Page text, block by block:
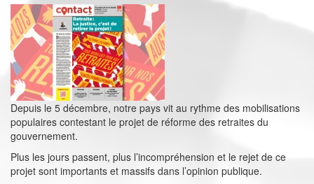
Depuis le 5 décembre, notre pays vit au rythme des mobilisations
populaires contestant le projet de réforme des retraites du
gouvernement.
Plus les jours passent, plus l’incompréhension et le rejet de ce
projet sont importants et massifs dans l’opinion publique.